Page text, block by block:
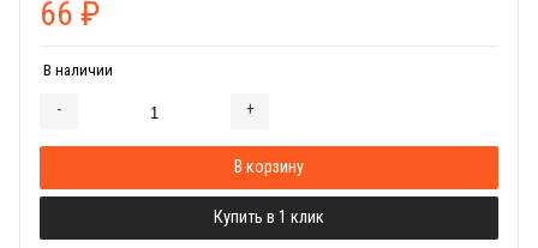
66 ₽
В наличии
- +
В корзину
Купить в 1 клик